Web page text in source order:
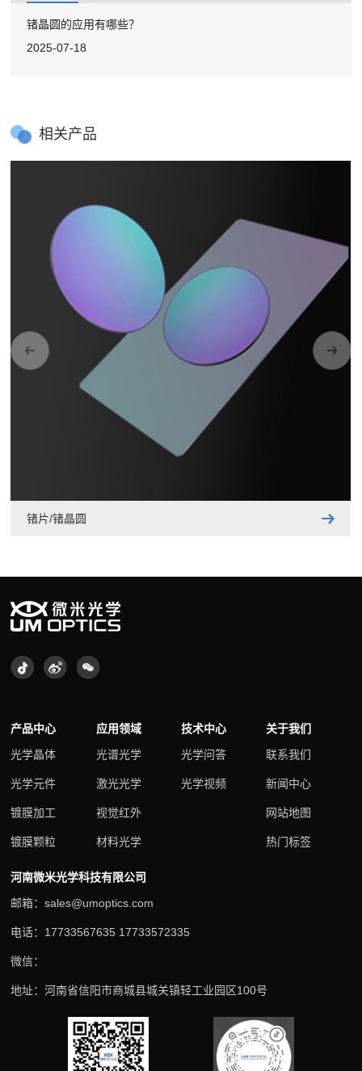
锗晶圆的应用有哪些？
2025-07-18
相关产品
锗片/锗晶圆
产品中心
光学晶体
光学元件
镀膜加工
镀膜颗粒
应用领域
光谱光学
激光光学
视觉红外
材料光学
技术中心
光学问答
光学视频
关于我们
联系我们
新闻中心
网站地图
热门标签
河南微米光学科技有限公司
邮箱：sales@umoptics.com
电话：17733567635 17733572335
微信：
地址：河南省信阳市商城县城关镇轻工业园区100号